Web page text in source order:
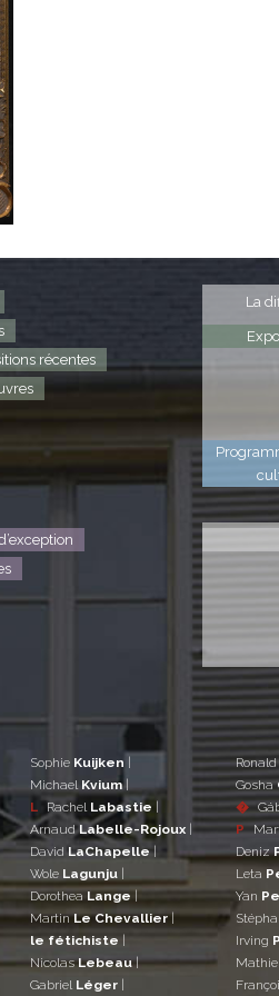
récentes
La
Sophie Kuijken |
Michael Kvium|
L Rachel Labastie |
ArnaudLabelle-Rojoux |
DavidLaChapelle|
Wole Lagunju |
DorotheaLange|
MartinLe Chevallier|
le fétichiste |
NicolasLebeau|
Gabriel Léger |
Ronald
Gosha
�
P
Deniz
Leta
Yan
Irving